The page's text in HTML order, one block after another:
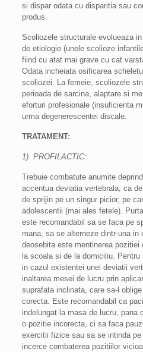
si dispar odata cu disparitia sau
produs.
Scoliozele structurale evolueaza
de etiologie (unele scolioze
fiind cu atat mai grave cu cat
Odata incheiata osificarea
scoliozei. La femeie, scoliozele
perioada de sarcina, alaptare si
eforturi profesionale (insuficienta
urma degenerescentei discale.
TRATAMENT:
1). PROFILACTIC:
Trebuie combatute anumite
accentua deviatia vertebrala, ca
de sprijin pe un singur picior, pe
adolescentii (mai ales fetele).
este recomandabil sa se faca pe
mana, sa se alterneze dintr-una in
deosebita este mentinerea
la scoala si de la domiciliu.
in cazul existentei unei deviatii
inaltarea mesei de lucru prin
suprafata inclinata, care sa-l
corecta. Este recomandabil ca
indelungat la masa de lucru, pana
o pozitie incorecta, ci sa faca
exercitii fizice sau sa se intinda
incerce combaterea pozitiilor